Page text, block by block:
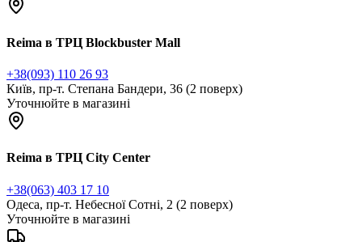
Reima в ТРЦ Blockbuster Mall
+38(093) 110 26 93
Київ, пр-т. Степана Бандери, 36 (2 поверх)
Уточнюйте в магазині
Reima в ТРЦ City Center
‎+38‎(063) 403 17 10
Одеса, пр-т. Небесної Сотні, 2 (2 поверх)
Уточнюйте в магазині